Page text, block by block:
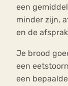
een
minder zijn,
en de
Je brood
een
een